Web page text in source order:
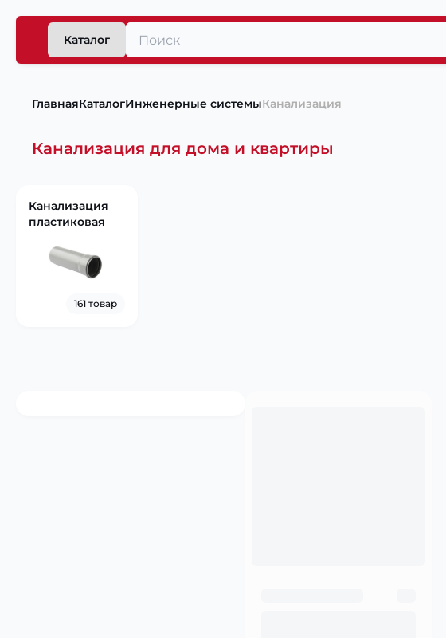
Каталог
ГлавнаяКаталогИнженерные системыКанализация
Канализация для дома и квартиры
Канализация
пластиковая
161 товар